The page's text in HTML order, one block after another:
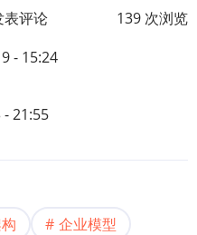
评论
139 次浏览
- 15:24
- 21:55
企业模型